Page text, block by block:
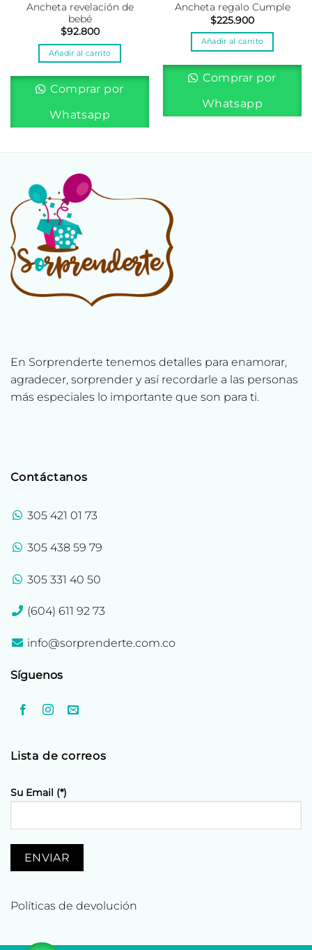
Ancheta revelación de
bebé
$92.800
Añadir al carrito
Comprar por
Whatsapp
Ancheta regalo Cumple
$225.900
Añadir al carrito
Comprar por
Whatsapp
En Sorprenderte tenemos detalles para enamorar,
agradecer, sorprender y así recordarle a las personas
más especiales lo importante que son para ti.
Contáctanos
305 421 01 73
305 438 59 79
305 331 40 50
(604) 611 92 73
info@sorprenderte.com.co
Síguenos
Lista de correos
Su Email (*)
Políticas de devolución